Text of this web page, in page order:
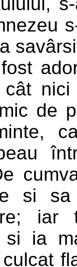
cât
de
si
si ia